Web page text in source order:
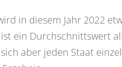
in diesem Jahr 2022
ein Durchschnittswert
aber jeden Staat